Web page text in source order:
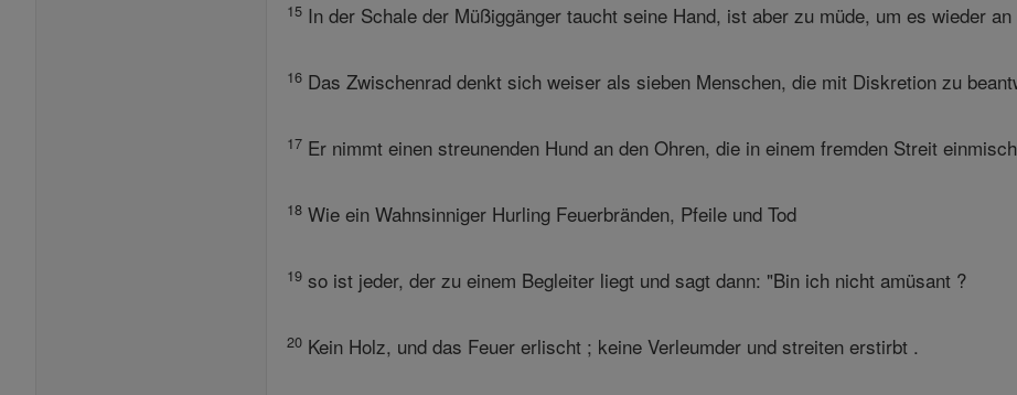
15 In der Schale der Müßiggänger taucht seine Hand, ist aber zu müde, um es wieder
16 Das Zwischenrad denkt sich weiser als sieben Menschen, die mit Diskretion zu
17 Er nimmt einen streunenden Hund an den Ohren, die in einem fremden Streit
18 Wie ein Wahnsinniger Hurling Feuerbränden, Pfeile und Tod
19 so ist jeder, der zu einem Begleiter liegt und sagt dann: "Bin ich nicht amüsant ?
20 Kein Holz, und das Feuer erlischt ; keine Verleumder und streiten erstirbt .